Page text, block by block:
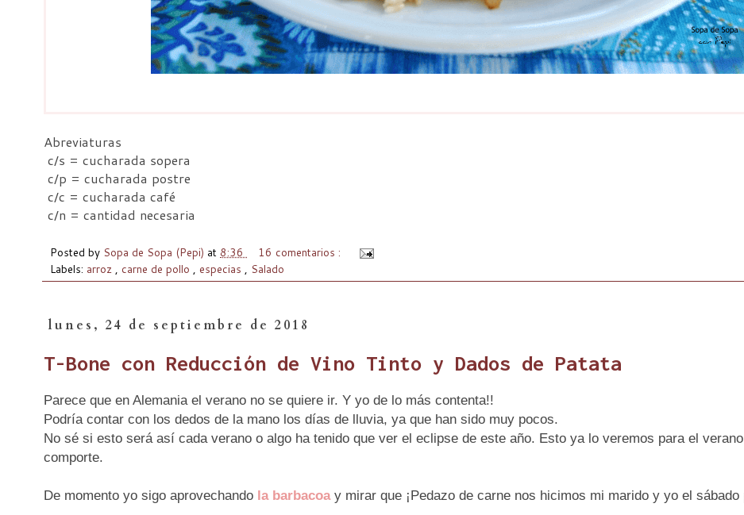
Abreviaturas
c/s = cucharada sopera
c/p = cucharada postre
c/c = cucharada café
c/n = cantidad necesaria
Posted by Sopa de Sopa (Pepi) at 8:36
16 comentarios :
Labels: arroz carne de pollo especias Salado
lunes, 24 de septiembre de 2018
T-Bone con Reducción de Vino Tinto y Dados de Patata
Parece que en Alemania el verano no se quiere ir. Y yo de lo más contenta!!
Podría contar con los dedos de la mano los días de lluvia, ya que han sido muy pocos.
No sé si esto será así cada verano o algo ha tenido que ver el eclipse de este año. Esto ya lo veremos para el
comporte.
De momento yo sigo aprovechando la barbacoay mirar que ¡Pedazo de carne nos hicimos mi marido y yo el sábado